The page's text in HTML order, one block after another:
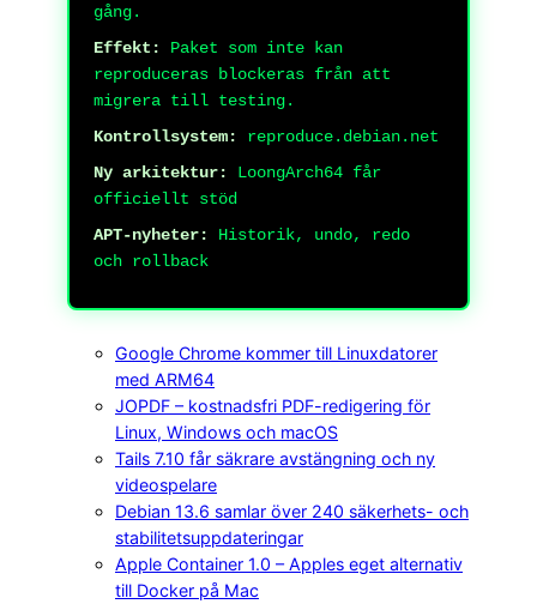
gång.
Effekt:
Paket som inte kan
reproduceras blockeras från att
migrera till testing.
Kontrollsystem:
reproduce.debian.net
Ny arkitektur:
LoongArch64 får
officiellt stöd
APT-nyheter:
Historik, undo, redo
och rollback
Google Chrome kommer till Linuxdatorer
med ARM64
JOPDF – kostnadsfri PDF-redigering för
Linux, Windows och macOS
Tails 7.10 får säkrare avstängning och ny
videospelare
Debian 13.6 samlar över 240 säkerhets- och
stabilitetsuppdateringar
Apple Container 1.0 – Apples eget alternativ
till Docker på Mac